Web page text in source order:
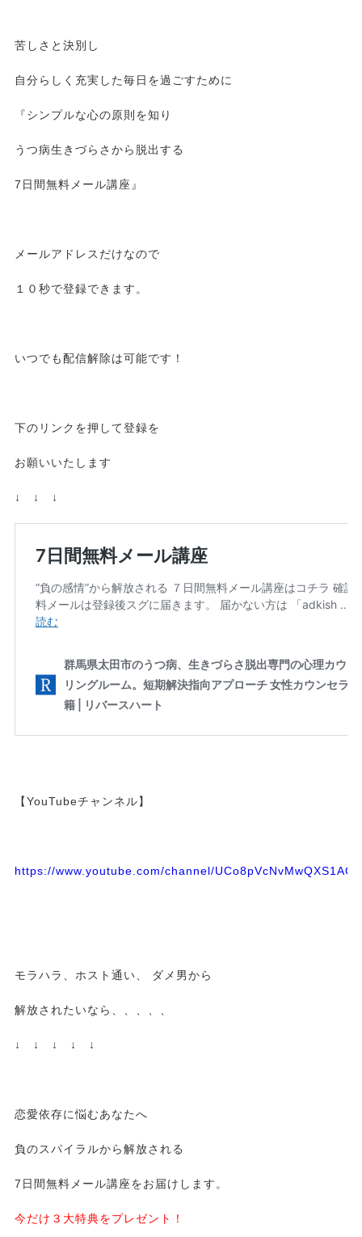
苦しさと決別し
自分らしく充実した毎日を過ごすために
『シンプルな心の原則を知り
うつ病生きづらさから脱出する
7日間無料メール講座』
メールアドレスだけなので
１０秒で登録できます。
いつでも配信解除は可能です！
下のリンクを押して登録を
お願いいたします
↓ ↓ ↓
【YouTubeチャンネル】
https://www.youtube.com/channel/
モラハラ、ホスト通い、 ダメ男から
解放されたいなら、、、、、
↓ ↓ ↓ ↓ ↓
恋愛依存に悩むあなたへ
負のスパイラルから解放される
7日間無料メール講座をお届けします。
今だけ３大特典をプレゼント！